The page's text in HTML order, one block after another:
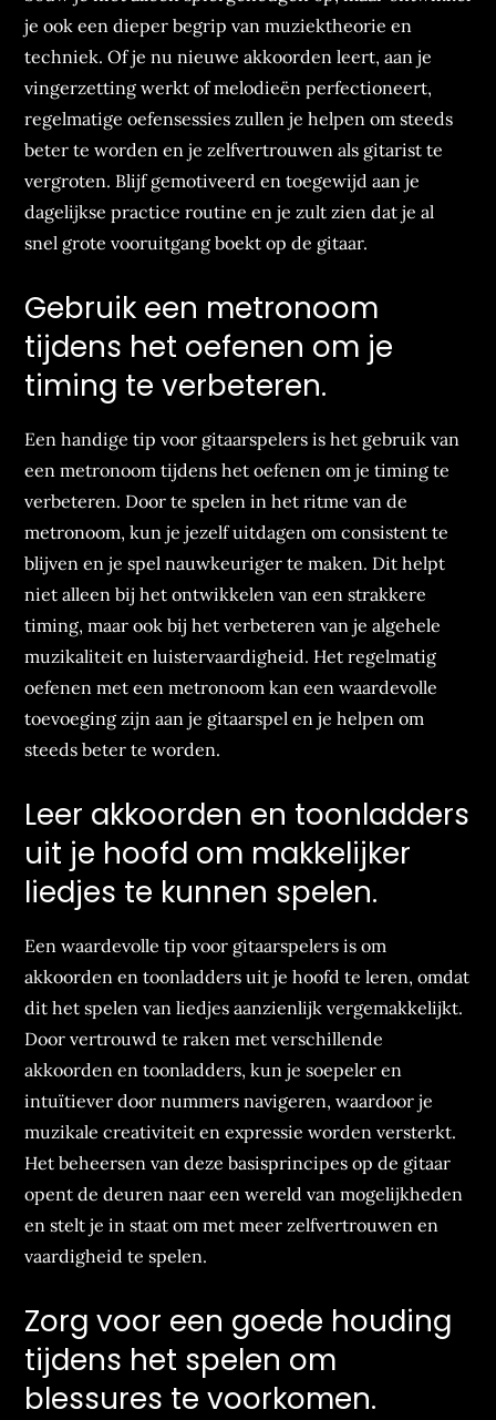
je ook een dieper begrip van muziektheorie en
techniek. Of je nu nieuwe akkoorden leert, aan je
vingerzetting werkt of melodieën perfectioneert,
regelmatige oefensessies zullen je helpen om steeds
beter te worden en je zelfvertrouwen als gitarist te
vergroten. Blijf gemotiveerd en toegewijd aan je
dagelijkse practice routine en je zult zien dat je al
snel grote vooruitgang boekt op de gitaar.
Gebruik een metronoom
tijdens het oefenen om je
timing te verbeteren.
Een handige tip voor gitaarspelers is het gebruik van
een metronoom tijdens het oefenen om je timing te
verbeteren. Door te spelen in het ritme van de
metronoom, kun je jezelf uitdagen om consistent te
blijven en je spel nauwkeuriger te maken. Dit helpt
niet alleen bij het ontwikkelen van een strakkere
timing, maar ook bij het verbeteren van je algehele
muzikaliteit en luistervaardigheid. Het regelmatig
oefenen met een metronoom kan een waardevolle
toevoeging zijn aan je gitaarspel en je helpen om
steeds beter te worden.
Leer akkoorden en toonladders
uit je hoofd om makkelijker
liedjes te kunnen spelen.
Een waardevolle tip voor gitaarspelers is om
akkoorden en toonladders uit je hoofd te leren, omdat
dit het spelen van liedjes aanzienlijk vergemakkelijkt.
Door vertrouwd te raken met verschillende
akkoorden en toonladders, kun je soepeler en
intuïtiever door nummers navigeren, waardoor je
muzikale creativiteit en expressie worden versterkt.
Het beheersen van deze basisprincipes op de gitaar
opent de deuren naar een wereld van mogelijkheden
en stelt je in staat om met meer zelfvertrouwen en
vaardigheid te spelen.
Zorg voor een goede houding
tijdens het spelen om
blessures te voorkomen.